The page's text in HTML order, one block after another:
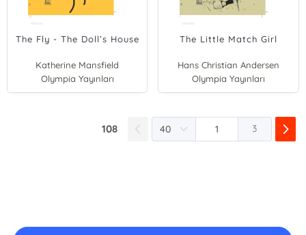
The Fly - The Doll’s House
Katherine Mansfield
Olympia Yayınları
The Little Match Girl
Hans Christian Andersen
Olympia Yayınları
108 3